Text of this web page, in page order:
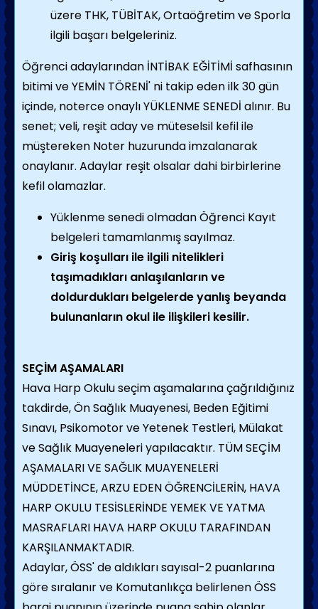
üzere THK, TÜBİTAK, Ortaöğretim ve Sporla
ilgili başarı belgeleriniz.
Öğrenci adaylarından İNTİBAK EĞİTİMİ safhasının
bitimi ve YEMİN TÖRENİ' ni takip eden ilk 30 gün
içinde, noterce onaylı YÜKLENME SENEDİ alınır. Bu
senet; veli, reşit aday ve müteselsil kefil ile
müştereken Noter huzurunda imzalanarak
onaylanır. Adaylar reşit olsalar dahi birbirlerine
kefil olamazlar.
Yüklenme senedi olmadan Öğrenci Kayıt
belgeleri tamamlanmış sayılmaz.
Giriş koşulları ile ilgili nitelikleri
taşımadıkları anlaşılanların ve
doldurdukları belgelerde yanlış beyanda
bulunanların okul ile ilişkileri kesilir.
SEÇİM AŞAMALARI
Hava Harp Okulu seçim aşamalarına çağrıldığınız
takdirde, Ön Sağlık Muayenesi, Beden Eğitimi
Sınavı, Psikomotor ve Yetenek Testleri, Mülakat
ve Sağlık Muayeneleri yapılacaktır. TÜM SEÇİM
AŞAMALARI VE SAĞLIK MUAYENELERİ
MÜDDETİNCE, ARZU EDEN ÖĞRENCİLERİN, HAVA
HARP OKULU TESİSLERİNDE YEMEK VE YATMA
MASRAFLARI HAVA HARP OKULU TARAFINDAN
KARŞILANMAKTADIR.
Adaylar, ÖSS' de aldıkları sayısal-2 puanlarına
göre sıralanır ve Komutanlıkça belirlenen ÖSS